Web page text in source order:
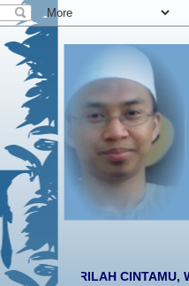
CINTAMU, WALAU